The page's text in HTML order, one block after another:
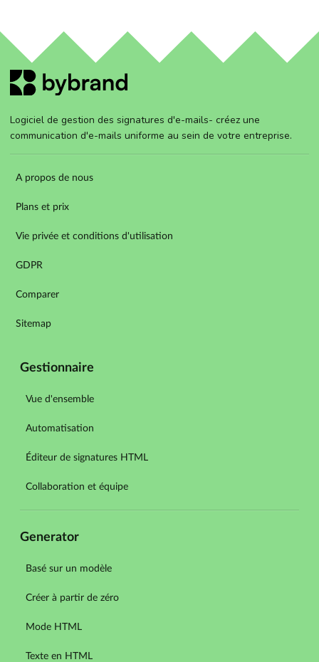
Logiciel de gestion des signatures d'e-mails- créez une
communication d'e-mails uniforme au sein de votre entreprise.
A propos de nous
Plans et prix
Vie privée et conditions d'utilisation
GDPR
Comparer
Sitemap
Gestionnaire
Vue d'ensemble
Automatisation
Éditeur de signatures HTML
Collaboration et équipe
Generator
Basé sur un modèle
Créer à partir de zéro
Mode HTML
Texte en HTML